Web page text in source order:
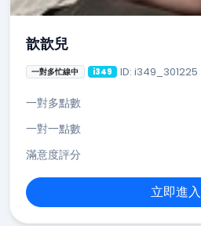
歆歆兒
一對多忙線中 i349 ID: i349_301225
一對多點數
一對一點數
滿意度評分
立即進入